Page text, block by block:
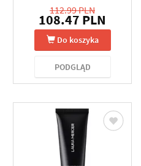
112.99 PLN
108.47 PLN
Do koszyka
PODGLĄD